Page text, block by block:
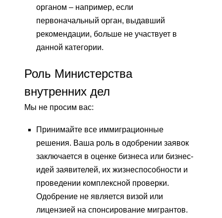
органом – например, если
первоначальный орган, выдавший
рекомендации, больше не участвует в
данной категории.
Роль Министерства
внутренних дел
Мы не просим вас:
Принимайте все иммиграционные
решения. Ваша роль в одобрении заявок
заключается в оценке бизнеса или бизнес-
идей заявителей, их жизнеспособности и
проведении комплексной проверки.
Одобрение не является визой или
лицензией на спонсирование мигрантов.